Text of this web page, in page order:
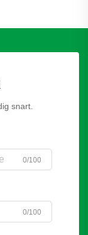
snart.
0/100
0/100